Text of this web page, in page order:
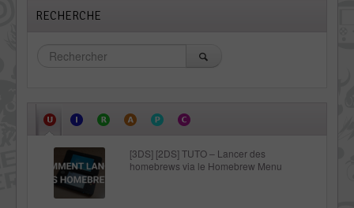
RECHERCHE
[3DS] [2DS] TUTO – Lancer des
homebrews via le Homebrew Menu